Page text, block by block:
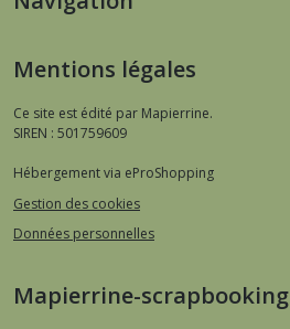
Mentions légales
Ce site est édité par Mapierrine.
SIREN : 501759609
Hébergement via eProShopping
Gestion des cookies
Données personnelles
Mapierrine-scrapbooking